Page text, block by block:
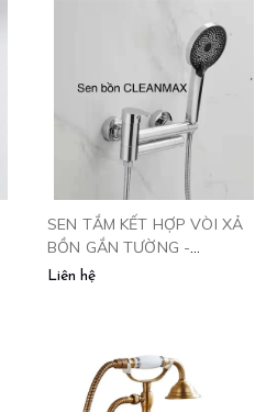
SEN TẮM KẾT HỢP VÒI XẢ
BỒN GẮN TƯỜNG -
SB2664.CR CLEANMAX
Liên hệ